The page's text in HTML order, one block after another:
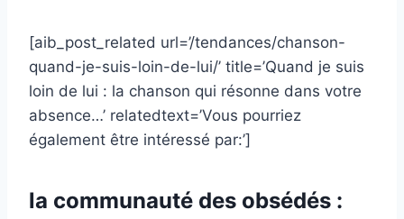
[aib_post_related url=’/tendances/chanson-
quand-je-suis-loin-de-lui/’ title=’Quand je suis
loin de lui : la chanson qui résonne dans votre
absence…’ relatedtext=’Vous pourriez
également être intéressé par:’]
la communauté des obsédés :